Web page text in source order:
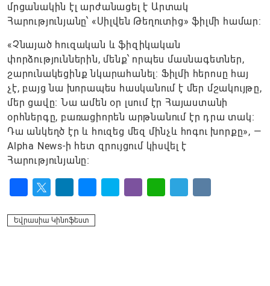
մրցանակին էլ արժանացել է Արտակ
Հարությունյանը՝ «Սիլվեն Թեղուտից» ֆիլմի համար:
«Չնայած հուզական և ֆիզիկական
փորձություններին, մենք՝ որպես մասնագետներ,
շարունակեցինք նկարահանել: Ֆիլմի հերոսը հայ
չէ, բայց նա խորապես հասկանում է մեր մշակույթը,
մեր ցավը։ Նա ամեն օր լսում էր Հայաստանի
օրհներգը, բառացիորեն արթնանում էր դրա տակ։
Դա անկեղծ էր և հուզեց մեզ մինչև հոգու խորքը», —
Alpha News-ի հետ զրույցում կիսվել է
Հարությունյանը։
Եվրասիա Կինոֆեստ